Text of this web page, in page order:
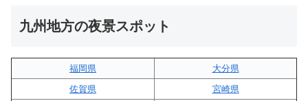
九州地方の夜景スポット
福岡県
大分県
佐賀県
宮崎県